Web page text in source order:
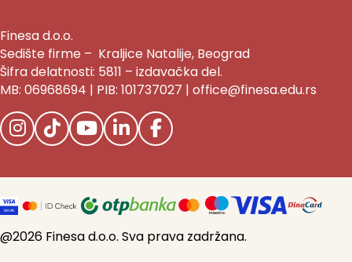
Finesa d.o.o.
Sedište firme – Kraljice Natalije, Beograd
Šifra delatnosti: 5811 – izdavačka del.
MB: 06968694 | PIB: 101737027 | office@finesa.edu.rs
@2026 Finesa d.o.o. Sva prava zadržana.